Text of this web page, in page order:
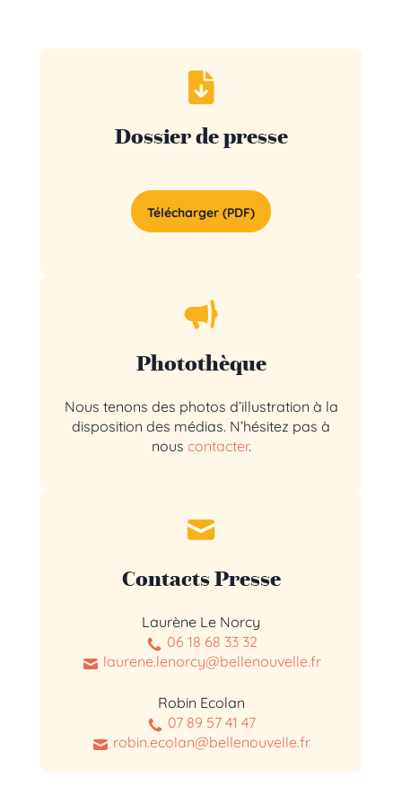
Dossier de presse
Télécharger (PDF)
Photothèque
Nous tenons des photos d’illustration à la
disposition des médias. N’hésitez pas à
nous contacter.
Contacts Presse
Laurène Le Norcy
06 18 68 33 32
laurene.lenorcy@bellenouvelle.fr
Robin Ecolan
07 89 57 41 47
robin.ecolan@bellenouvelle.fr